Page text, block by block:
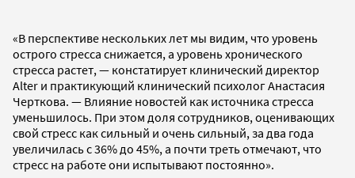
«В перспективе нескольких лет мы видим, что уровень
острого стресса снижается, а уровень хронического
стресса растет, — констатирует клинический директор
Alter и практикующий клинический психолог Анастасия
Черткова. — Влияние новостей как источника стресса
уменьшилось. При этом доля сотрудников, оценивающих
свой стресс как сильный и очень сильный, за два года
увеличилась с 36% до 45%, а почти треть отмечают, что
стресс на работе они испытывают постоянно».